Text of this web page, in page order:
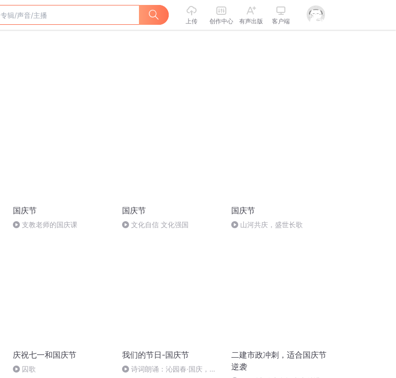
上传 创作中心 有声出版 客户端
国庆节
支教老师的国庆课
国庆节
文化自信 文化强国
国庆节
山河共庆，盛世长歌
庆祝七一和国庆节
囚歌
我们的节日-国庆节
诗词朗诵：沁园春·国庆，朗
二建市政冲刺，适合国庆节
逆袭